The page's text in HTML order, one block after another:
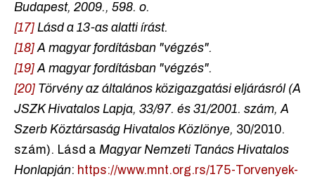
Budapest, 2009., 598. o.
[17] Lásd a 13-as alatti írást.
[18]A magyar fordításban "végzés".
[19]A magyar fordításban "végzés".
[20] Törvény az általános közigazgatási eljárásról (A
JSZK Hivatalos Lapja, 33/97. és 31/2001. szám, A
Szerb Köztársaság Hivatalos Közlönye, 30/2010.
szám). Lásd a Magyar Nemzeti Tanács Hivatalos
Honlapján: https://www.mnt.org.rs/175-Torvenyek-